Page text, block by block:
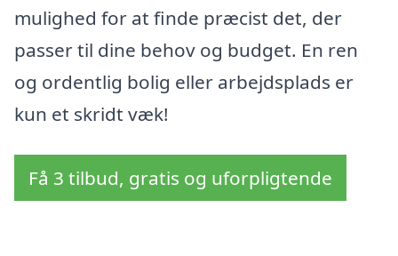
mulighed for at finde præcist det, der
passer til dine behov og budget. En ren
og ordentlig bolig eller arbejdsplads er
kun et skridt væk!
Få 3 tilbud, gratis og uforpligtende